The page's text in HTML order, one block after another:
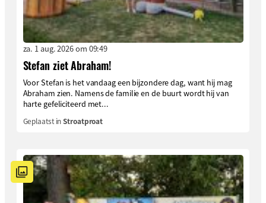
za. 1 aug. 2026 om 09:49
Stefan ziet Abraham!
Voor Stefan is het vandaag een bijzondere dag, want hij mag
Abraham zien. Namens de familie en de buurt wordt hij van
harte gefeliciteerd met...
Geplaatst inStroatproat